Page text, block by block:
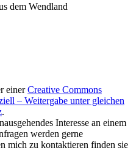
dem Wendland
einerCreative Commons
– Weitergabe unter gleichen
.
Interesse an einem
werden gerne
mich zu kontaktieren finden sie